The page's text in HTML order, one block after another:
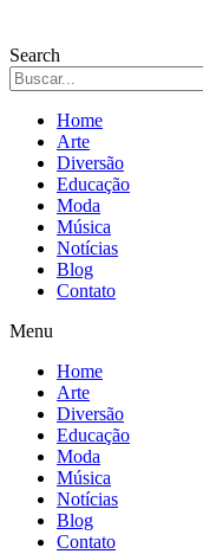
Search
Home
Arte
Diversão
Educação
Moda
Música
Notícias
Blog
Contato
Menu
Home
Arte
Diversão
Educação
Moda
Música
Notícias
Blog
Contato